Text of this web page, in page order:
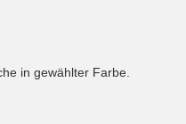
in gewählter Farbe.